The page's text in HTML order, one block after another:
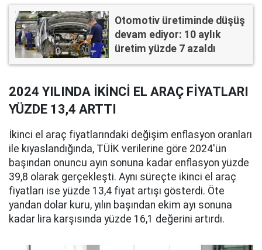
Otomotiv üretiminde düşüş
devam ediyor: 10 aylık
üretim yüzde 7 azaldı
2024 YILINDA İKİNCİ EL ARAÇ FİYATLARI
YÜZDE 13,4 ARTTI
İkinci el araç fiyatlarındaki değişim enflasyon oranları
ile kıyaslandığında, TÜİK verilerine göre 2024'ün
başından onuncu ayın sonuna kadar enflasyon yüzde
39,8 olarak gerçekleşti. Aynı süreçte ikinci el araç
fiyatları ise yüzde 13,4 fiyat artışı gösterdi. Öte
yandan dolar kuru, yılın başından ekim ayı sonuna
kadar lira karşısında yüzde 16,1 değerini artırdı.